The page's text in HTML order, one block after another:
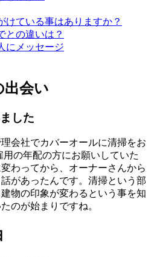
けている事はありますか？
との違いは？
にメッセージ
出会い
した
会社でカバーオールに清掃をお
の年配の方にお願いしていた
わってから、オーナーさんから
があったんです。清掃という部
物の印象が変わるという事を知
のが始まりですね。